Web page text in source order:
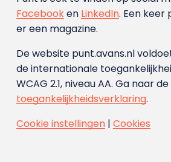
Facebooken LinkedIn. Een keer
er een magazine.
De website punt.avans.nl
de internationale
WCAG 2.1, niveau AA. Ga naar de
toegankelijkheidsverklaring.
Cookie instellingen| Cookies